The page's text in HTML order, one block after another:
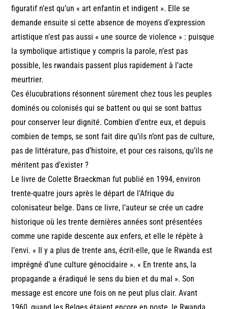
figuratif n’est qu’un « art enfantin et indigent ». Elle se
demande ensuite si cette absence de moyens d’expression
artistique n’est pas aussi « une source de violence » : puisque
la symbolique artistique y compris la parole, n’est pas
possible, les rwandais passent plus rapidement à l’acte
meurtrier.
Ces élucubrations résonnent sûrement chez tous les peuples
dominés ou colonisés qui se battent ou qui se sont battus
pour conserver leur dignité. Combien d’entre eux, et depuis
combien de temps, se sont fait dire qu’ils n’ont pas de culture,
pas de littérature, pas d’histoire, et pour ces raisons, qu’ils ne
méritent pas d’exister ?
Le livre de Colette Braeckman fut publié en 1994, environ
trente-quatre jours après le départ de l’Afrique du
colonisateur belge. Dans ce livre, l’auteur se crée un cadre
historique où les trente dernières années sont présentées
comme une rapide descente aux enfers, et elle le répète à
l’envi. « Il y a plus de trente ans, écrit-elle, que le Rwanda est
imprégné d’une culture génocidaire ». « En trente ans, la
propagande a éradiqué le sens du bien et du mal ». Son
message est encore une fois on ne peut plus clair. Avant
1960, quand les Belges étaient encore en poste, le Rwanda